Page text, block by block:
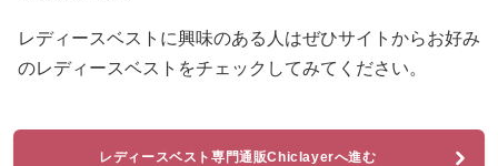
レディースベストに興味のある人はぜひサイトからお好み
のレディースベストをチェックしてみてください。
レディースベスト専門通販Chiclayerへ進む